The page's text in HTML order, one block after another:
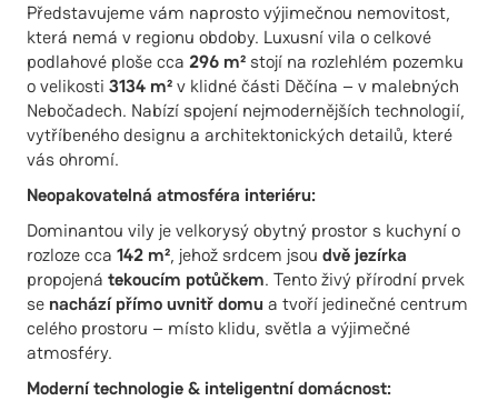
Představujeme vám naprosto výjimečnou nemovitost,
která nemá v regionu obdoby. Luxusní vila o celkové
podlahové ploše cca 296 m²stojí na rozlehlém pozemku
o velikosti 3134 m²v klidné části Děčína – v malebných
Nebočadech. Nabízí spojení nejmodernějších technologií,
vytříbeného designu a architektonických detailů, které
vás ohromí.
Neopakovatelná atmosféra interiéru:
Dominantou vily je velkorysý obytný prostor s kuchyní o
rozloze cca 142 m², jehož srdcem jsou dvě jezírka
propojená tekoucím potůčkem. Tento živý přírodní prvek
se nachází přímo uvnitř domu a tvoří jedinečné centrum
celého prostoru – místo klidu, světla a výjimečné
atmosféry.
Moderní technologie & inteligentní domácnost: